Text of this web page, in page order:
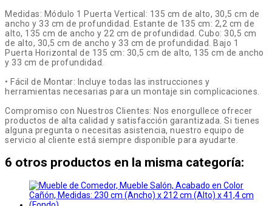
Medidas: Módulo 1 Puerta Vertical: 135 cm de alto, 30,5 cm de
ancho y 33 cm de profundidad. Estante de 135 cm: 2,2 cm de
alto, 135 cm de ancho y 22 cm de profundidad. Cubo: 30,5 cm
de alto, 30,5 cm de ancho y 33 cm de profundidad. Bajo 1
Puerta Horizontal de 135 cm: 30,5 cm de alto, 135 cm de ancho
y 33 cm de profundidad.
• Fácil de Montar: Incluye todas las instrucciones y
herramientas necesarias para un montaje sin complicaciones.
Compromiso con Nuestros Clientes: Nos enorgullece ofrecer
productos de alta calidad y satisfacción garantizada. Si tienes
alguna pregunta o necesitas asistencia, nuestro equipo de
servicio al cliente está siempre disponible para ayudarte.
6 otros productos en la misma categoría: